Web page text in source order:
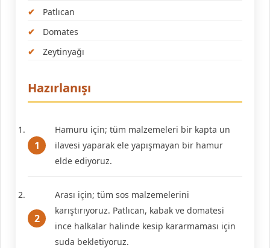
Patlıcan
Domates
Zeytinyağı
Hazırlanışı
Hamuru için; tüm malzemeleri bir kapta un
ilavesi yaparak ele yapışmayan bir hamur
elde ediyoruz.
Arası için; tüm sos malzemelerini
karıştırıyoruz. Patlıcan, kabak ve domatesi
ince halkalar halinde kesip kararmaması için
suda bekletiyoruz.